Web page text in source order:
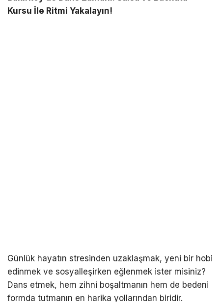
Kursu İle Ritmi Yakalayın!
Günlük hayatın stresinden uzaklaşmak, yeni bir hobi
edinmek ve sosyalleşirken eğlenmek ister misiniz?
Dans etmek, hem zihni boşaltmanın hem de bedeni
formda tutmanın en harika yollarından biridir.